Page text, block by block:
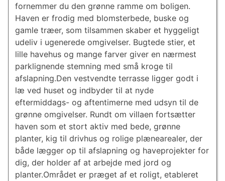
fornemmer du den grønne ramme om boligen.
Haven er frodig med blomsterbede, buske og
gamle træer, som tilsammen skaber et hyggeligt
udeliv i ugenerede omgivelser. Bugtede stier, et
lille havehus og mange farver giver en nærmest
parklignende stemning med små kroge til
afslapning.Den vestvendte terrasse ligger godt i
læ ved huset og indbyder til at nyde
eftermiddags- og aftentimerne med udsyn til de
grønne omgivelser. Rundt om villaen fortsætter
haven som et stort aktiv med bede, grønne
planter, kig til drivhus og rolige plænearealer, der
både lægger op til afslapning og haveprojekter for
dig, der holder af at arbejde med jord og
planter.Området er præget af et roligt, etableret